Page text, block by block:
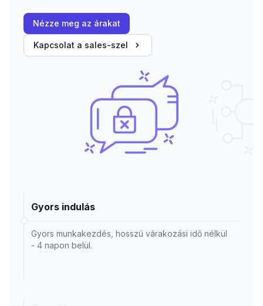
Nézze meg az árakat
Kapcsolat a sales-szel
Gyors indulás
Gyors munkakezdés, hosszú várakozási idő nélkül
- 4 napon belül.